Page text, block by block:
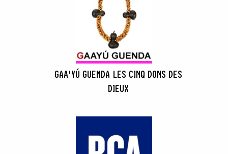
GAA'YÚ GUENDA LES CINQ DONS DES
DIEUX